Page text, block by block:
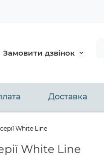
Замовити дзвінок
Доставка
White Line
White Line